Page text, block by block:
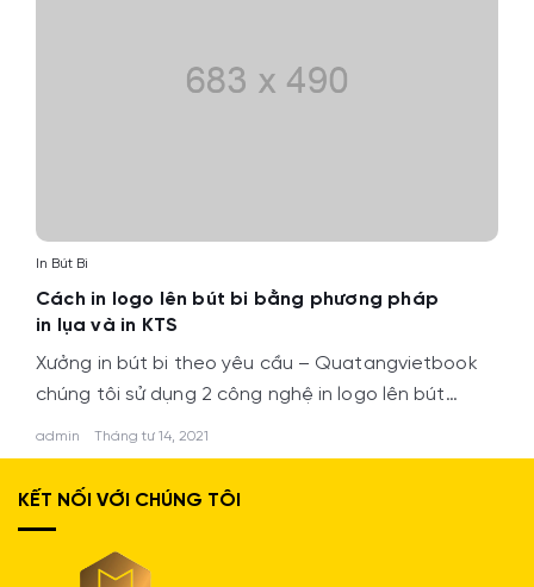
In Bút Bi
Cách in logo lên bút bi bằng phương pháp
in lụa và in KTS
Xưởng in bút bi theo yêu cầu – Quatangvietbook
chúng tôi sử dụng 2 công nghệ in logo lên bút…
admin Tháng tư 14, 2021
KẾT NỐI VỚI CHÚNG TÔI